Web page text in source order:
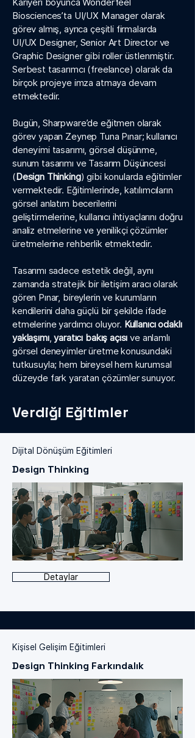
Biosciences’ta UI/UX Manager olarak
görev almış, ayrıca çeşitli firmalarda
UI/UX Designer, Senior Art Director ve
Graphic Designer gibi roller üstlenmiştir.
Serbest tasarımcı (freelance) olarak da
birçok projeye imza atmaya devam
etmektedir.
Bugün, Sharpware’de eğitmen olarak
görev yapan Zeynep Tuna Pınar; kullanıcı
deneyimi tasarımı, görsel düşünme,
sunum tasarımı ve Tasarım Düşüncesi
(Design Thinking) gibi konularda eğitimler
vermektedir. Eğitimlerinde, katılımcıların
görsel anlatım becerilerini
geliştirmelerine, kullanıcı ihtiyaçlarını doğru
analiz etmelerine ve yenilikçi çözümler
üretmelerine rehberlik etmektedir.
Tasarımı sadece estetik değil, aynı
zamanda stratejik bir iletişim aracı olarak
gören Pınar, bireylerin ve kurumların
kendilerini daha güçlü bir şekilde ifade
etmelerine yardımcı oluyor. Kullanıcı odaklı
yaklaşımı, yaratıcı bakış açısı ve anlamlı
görsel deneyimler üretme konusundaki
tutkusuyla; hem bireysel hem kurumsal
düzeyde fark yaratan çözümler sunuyor.
Verdiği Eğitimler
Dijital Dönüşüm Eğitimleri
Design Thinking
Detaylar
Kişisel Gelişim Eğitimleri
Design Thinking Farkındalık